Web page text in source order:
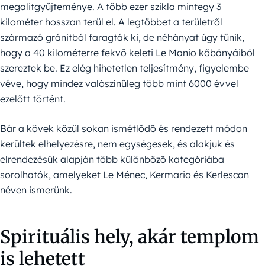
megalitgyűjteménye. A több ezer szikla mintegy 3
kilométer hosszan terül el. A legtöbbet a területről
származó gránitból faragták ki, de néhányat úgy tűnik,
hogy a 40 kilométerre fekvő keleti Le Manio kőbányáiból
szereztek be. Ez elég hihetetlen teljesítmény, figyelembe
véve, hogy mindez valószínűleg több mint 6000 évvel
ezelőtt történt.
Bár a kövek közül sokan ismétlődő és rendezett módon
kerültek elhelyezésre, nem egységesek, és alakjuk és
elrendezésük alapján több különböző kategóriába
sorolhatók, amelyeket Le Ménec, Kermario és Kerlescan
néven ismerünk.
Spirituális hely, akár templom
is lehetett